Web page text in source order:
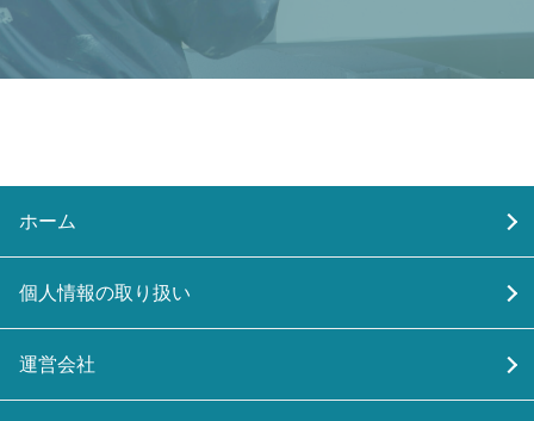
ホーム
個人情報の取り扱い
運営会社